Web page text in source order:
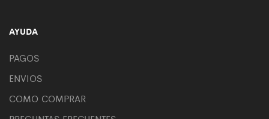
AYUDA
PAGOS
ENVIOS
COMO COMPRAR